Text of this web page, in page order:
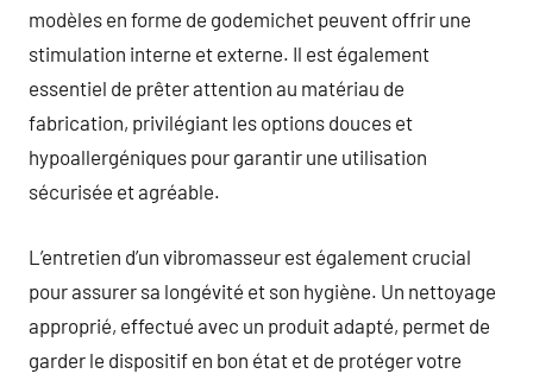
modèles en forme de godemichet peuvent offrir une
stimulation interne et externe. Il est également
essentiel de prêter attention au matériau de
fabrication, privilégiant les options douces et
hypoallergéniques pour garantir une utilisation
sécurisée et agréable.
L’entretien d’un vibromasseur est également crucial
pour assurer sa longévité et son hygiène. Un nettoyage
approprié, effectué avec un produit adapté, permet de
garder le dispositif en bon état et de protéger votre